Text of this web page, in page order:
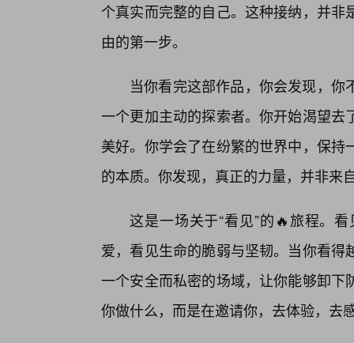
个真实而完整的自己。这种接纳，并
由的第一步。
当你看完这部作品，你会发现，
一个更加主动的探索者。你开始渴望
美好。你学会了在纷繁的世界中，保
的本质。你发现，真正的力量，并非来
这是一场关于“看见”的🔥旅程。
爱，看见生命的脆弱与坚韧。当你看
一个安全而私密的场域，让你能够卸
你做什么，而是在邀请你，去体验，去